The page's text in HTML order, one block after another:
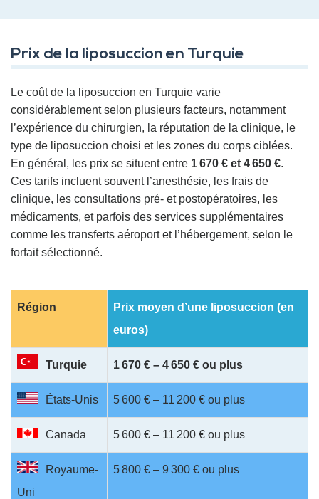
Prix de la liposuccion en Turquie
Le coût de la liposuccion en Turquie varie
considérablement selon plusieurs facteurs, notamment
l’expérience du chirurgien, la réputation de la clinique, le
type de liposuccion choisi et les zones du corps ciblées.
En général, les prix se situent entre 1 670 € et 4 650 €.
Ces tarifs incluent souvent l’anesthésie, les frais de
clinique, les consultations pré- et postopératoires, les
médicaments, et parfois des services supplémentaires
comme les transferts aéroport et l’hébergement, selon le
forfait sélectionné.
Région
Prix moyen d’une liposuccion (en
euros)
Turquie 1 670 € – 4 650 € ou plus
États-Unis 5 600 € – 11 200 € ou plus
Canada 5 600 € – 11 200 € ou plus
Royaume-
Uni
5 800 € – 9 300 € ou plus